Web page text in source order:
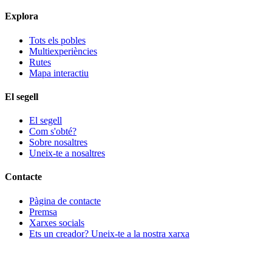
Explora
Tots els pobles
Multiexperiències
Rutes
Mapa interactiu
El segell
El segell
Com s'obté?
Sobre nosaltres
Uneix-te a nosaltres
Contacte
Pàgina de contacte
Premsa
Xarxes socials
Ets un creador? Uneix-te a la nostra xarxa